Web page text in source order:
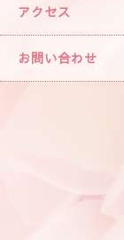
アクセス
お問い合わせ